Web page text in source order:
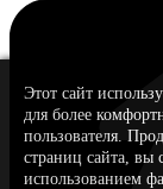
Этот сайт
для более
пользователя.
страниц сайта, вы
использованием